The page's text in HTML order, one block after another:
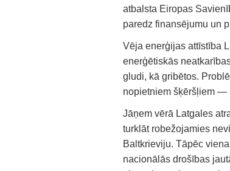
atbalsta Eiropas
paredz finansējumu un
Vēja enerģijas attīstība
enerģētiskās
gludi, kā gribētos.
nopietniem šķēršļiem —
Jāņem vērā Latgales
turklāt robežojamies
Baltkrieviju. Tāpēc
nacionālās drošības